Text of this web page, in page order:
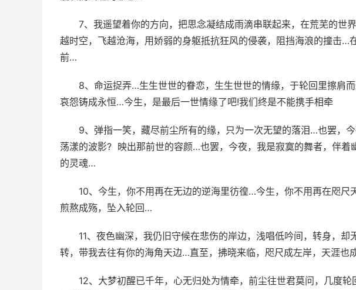
7、我遥望着你的方向，把思念凝结成雨滴串联起来，在荒芜的世
越时空，飞越沧海，用娇弱的身躯抵抗狂风的侵袭，阻挡海浪的撞击
前…­
8、命运捉弄…生生世世的眷恋，生生世世的情缘，于轮回里擦肩
哀怨铸成永恒…今生，是最后一世情缘了吧!我们终是不能携手相牵­
9、弹指一笑，藏尽前尘所有的缘，只为一次无望的落泪…也罢，
荡漾的波影? 映出那前世的容颜…也罢，今夜，我是寂寞的舞者，伴着
的灵魂…­
10、今生，你不用再在无边的逆海里彷徨…今生，你不用再在咫
煎熬成殇，坠入轮回…­
11、夜色幽深，我仍旧守候在悲伤的岸边，浅唱低吟间，转身，
转，带我去往有你的海角天边…直至，拂晓来临，咫尺成左岸，天涯也
12、大梦初醒已千年，心无归处为情牵，前尘往世君莫问，几度